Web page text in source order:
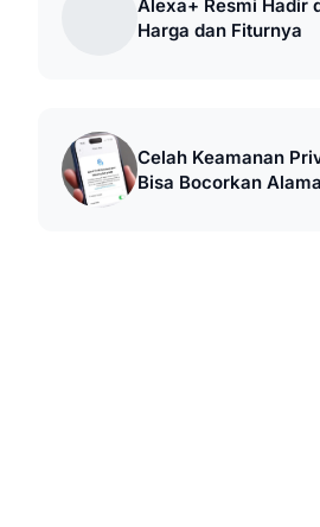
Alexa+ Resmi Hadir
Harga dan Fiturnya
Celah Keamanan
Bisa Bocorkan